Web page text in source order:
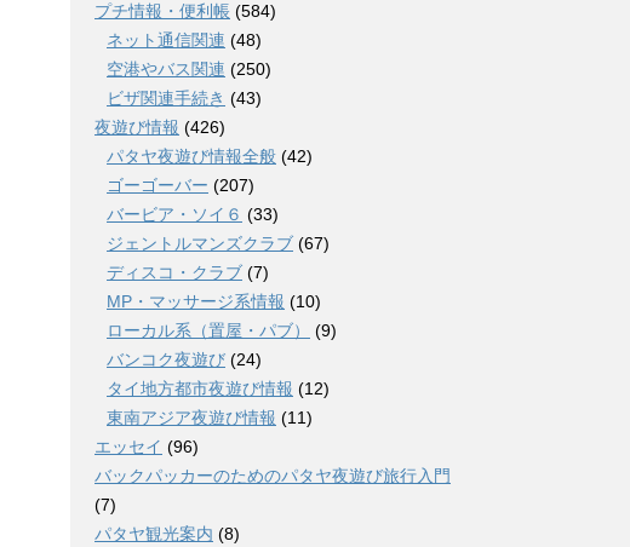
プチ情報・便利帳 (584)
ネット通信関連 (48)
空港やバス関連 (250)
ビザ関連手続き (43)
夜遊び情報 (426)
パタヤ夜遊び情報全般 (42)
ゴーゴーバー (207)
バービア・ソイ６ (33)
ジェントルマンズクラブ (67)
ディスコ・クラブ (7)
MP・マッサージ系情報 (10)
ローカル系（置屋・パブ）
(9)
バンコク夜遊び (24)
タイ地方都市夜遊び情報 (12)
東南アジア夜遊び情報 (11)
エッセイ (96)
バックパッカーのためのパタヤ夜遊び旅行入門
(7)
パタヤ観光案内 (8)